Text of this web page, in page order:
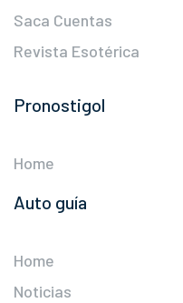
Saca Cuentas
Revista Esotérica
Pronostigol
Home
Auto guía
Home
Noticias